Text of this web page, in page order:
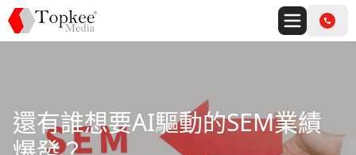
還有誰想要AI驅動的SEM業績